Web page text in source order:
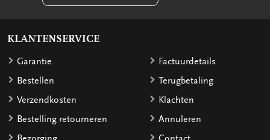
KLANTENSERVICE
Garantie
Bestellen
Verzendkosten
Bestelling retourneren
Factuurdetails
Terugbetaling
Klachten
Annuleren